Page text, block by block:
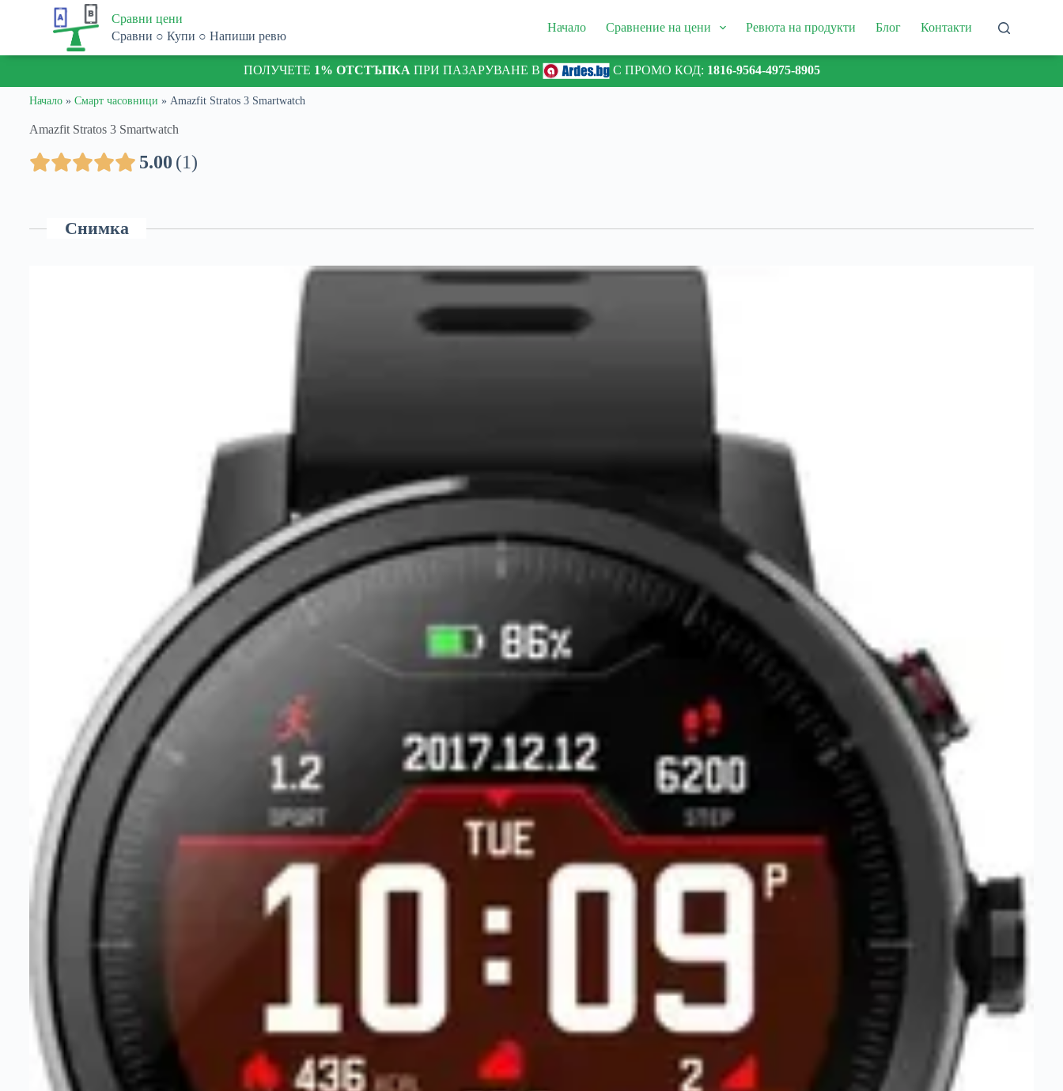
p
o
Сравни цени
Сравни ○ Купи ○ Напиши ревю
Начало Сравнение на цени Ревюта на продукти Блог Контакти
ПОЛУЧЕТЕ 1% ОТСТЪПКА ПРИ ПАЗАРУВАНЕ В С ПРОМО КОД: 1816-9564-4975-8905
Начало » Смарт часовници » Amazfit Stratos 3 Smartwatch
Amazfit Stratos 3 Smartwatch
5.00 1
Снимка